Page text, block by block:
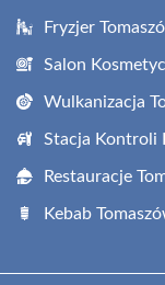
Fryzjer
Salon
Wulkanizacja
Stacja Kontroli
Restauracje
Kebab